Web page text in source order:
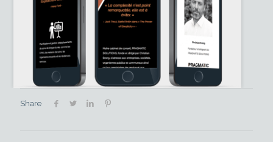
Share